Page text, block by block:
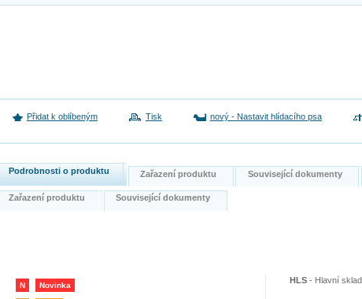
Přidat k oblíbeným Tisk nový - Nastavit hlídacího psa
Podrobnosti o produktu Zařazení produktu Související dokumenty
Zařazení produktu Související dokumenty
N Novinka
HLS - Hlavní sklad